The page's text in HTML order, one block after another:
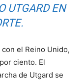
UTGARD EN
el Reino Unido,
ciento. El
de Utgard se